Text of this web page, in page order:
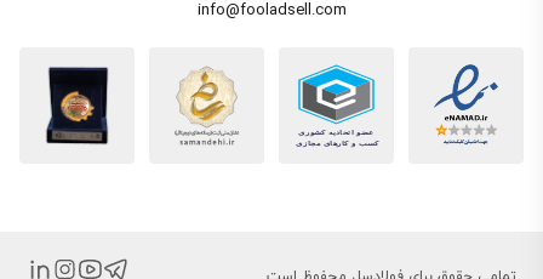
info@fooladsell.com